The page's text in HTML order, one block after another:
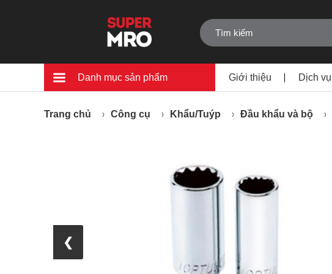
Danh mục sản phẩm Giới thiệu Dịch vụ
Trang chủ Công cụ Khẩu/Tuýp Đầu khẩu và bộ
❮